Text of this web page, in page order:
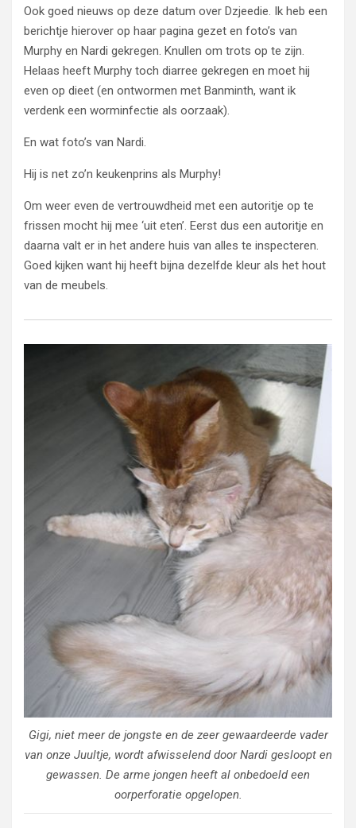
Ook goed nieuws op deze datum over Dzjeedie. Ik heb een
berichtje hierover op haar pagina gezet en foto’s van
Murphy en Nardi gekregen. Knullen om trots op te zijn.
Helaas heeft Murphy toch diarree gekregen en moet hij
even op dieet (en ontwormen met Banminth, want ik
verdenk een worminfectie als oorzaak).
En wat foto’s van Nardi.
Hij is net zo’n keukenprins als Murphy!
Om weer even de vertrouwdheid met een autoritje op te
frissen mocht hij mee ‘uit eten’. Eerst dus een autoritje en
daarna valt er in het andere huis van alles te inspecteren.
Goed kijken want hij heeft bijna dezelfde kleur als het hout
van de meubels.
Gigi, niet meer de jongste en de zeer gewaardeerde vader
van onze Juultje, wordt afwisselend door Nardi gesloopt en
gewassen. De arme jongen heeft al onbedoeld een
oorperforatie opgelopen.